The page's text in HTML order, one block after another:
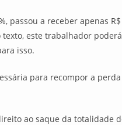
passou a receber apenas
este trabalhador
isso.
para recompor a
ao saque da totalidade